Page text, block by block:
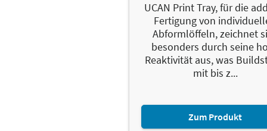
UCAN Print Tray, für die
Fertigung von
Abformlöffeln, zeichnet
besonders durch seine
Reaktivität aus, was
mit bis z...
Zum Produkt